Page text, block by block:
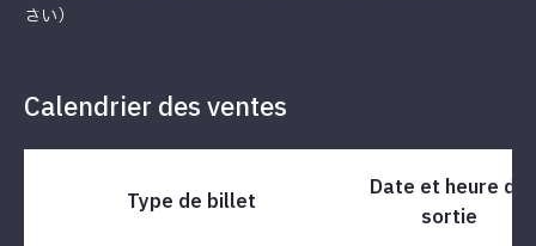
さい）
Calendrier des ventes
Type de billet
Date et heure de
sortie